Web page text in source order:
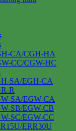
CA/CGH-HA
CC/CGW-HC
SA/EGH-CA
R
SA/EGW-CA
SB/EGW-CB
SC/EGW-CC
ERR30U